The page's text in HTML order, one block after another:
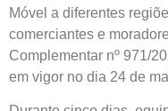
Móvel a diferentes
comerciantes e
Complementar nº 971/
em vigor no dia 24 de